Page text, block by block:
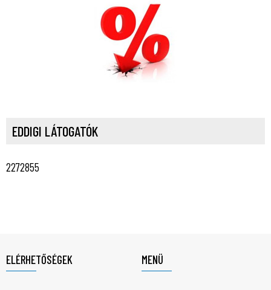
EDDIGI LÁTOGATÓK
2272855
ELÉRHETŐSÉGEK MENÜ